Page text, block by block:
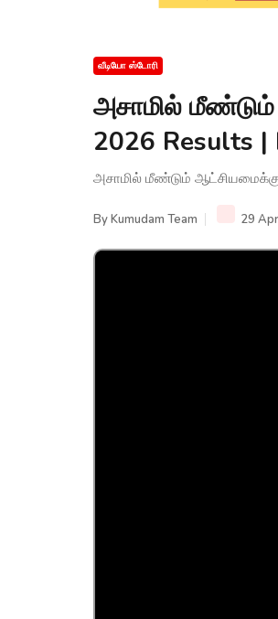
வீடியோ ஸ்டோரி
அசாமில்
2026 Results |
அசாமில் மீண்டும்
ByKumudam Team 29